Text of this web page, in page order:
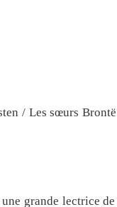
/ Les sœurs
grande lectrice